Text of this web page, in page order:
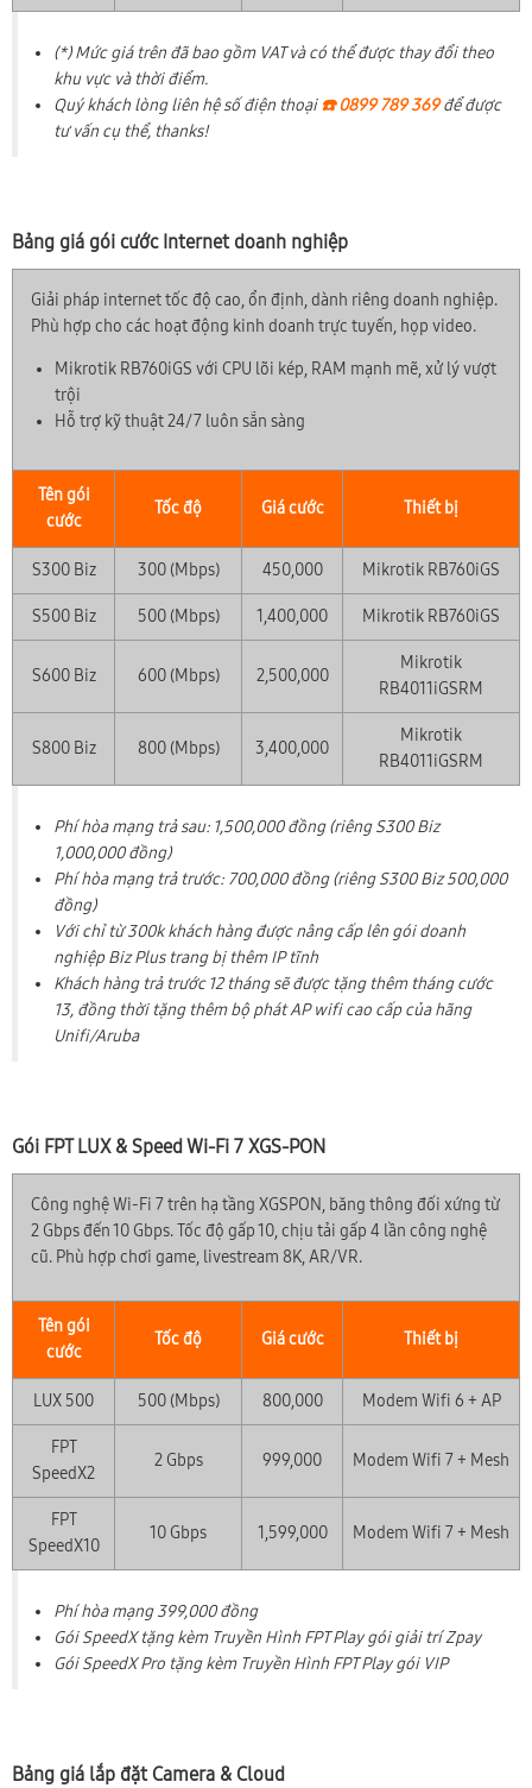
(*) Mức giá trên đã bao gồm VAT và có thể được thay đổi theo
khu vực và thời điểm.
Quý khách lòng liên hệ số điện thoại☎️ 0899 789 369để được
tư vấn cụ thể, thanks!
Bảng giá gói cước Internet doanh nghiệp
Giải pháp internet tốc độ cao, ổn định, dành riêng doanh nghiệp.
Phù hợp cho các hoạt động kinh doanh trực tuyến, họp video.
Mikrotik RB760iGS với CPU lõi kép, RAM mạnh mẽ, xử lý vượt
trội
Hỗ trợ kỹ thuật 24/7 luôn sẵn sàng
Tên gói
cước
Tốc độ Giá cước Thiết bị
S300 Biz 300 (Mbps) 450,000 Mikrotik RB760iGS
S500 Biz 500 (Mbps) 1,400,000 Mikrotik RB760iGS
S600 Biz 600 (Mbps) 2,500,000
Mikrotik
RB4011iGSRM
S800 Biz 800 (Mbps) 3,400,000
Mikrotik
RB4011iGSRM
Phí hòa mạng trả sau: 1,500,000 đồng (riêng S300 Biz
1,000,000 đồng)
Phí hòa mạng trả trước: 700,000 đồng (riêng S300 Biz 500,000
đồng)
Với chỉ từ 300k khách hàng được nâng cấp lên gói doanh
nghiệp Biz Plus trang bị thêm IP tĩnh
Khách hàng trả trước 12 tháng sẽ được tặng thêm tháng cước
13, đồng thời tặng thêm bộ phát AP wifi cao cấp của hãng
Unifi/Aruba
Gói FPT LUX & Speed Wi-Fi 7 XGS-PON
Công nghệ Wi-Fi 7 trên hạ tầng XGSPON, băng thông đối xứng từ
2 Gbps đến 10 Gbps. Tốc độ gấp 10, chịu tải gấp 4 lần công nghệ
cũ. Phù hợp chơi game, livestream 8K, AR/VR.
Tên gói
cước
Tốc độ Giá cước Thiết bị
LUX 500 500 (Mbps) 800,000 Modem Wifi 6 + AP
FPT
SpeedX2
2 Gbps 999,000 Modem Wifi 7 + Mesh
FPT
SpeedX10
10 Gbps 1,599,000 Modem Wifi 7 + Mesh
Phí hòa mạng 399,000 đồng
Gói SpeedX tặng kèm Truyền Hình FPT Play gói giải trí Zpay
Gói SpeedX Pro tặng kèm Truyền Hình FPT Play gói VIP
Bảng giá lắp đặt Camera & Cloud